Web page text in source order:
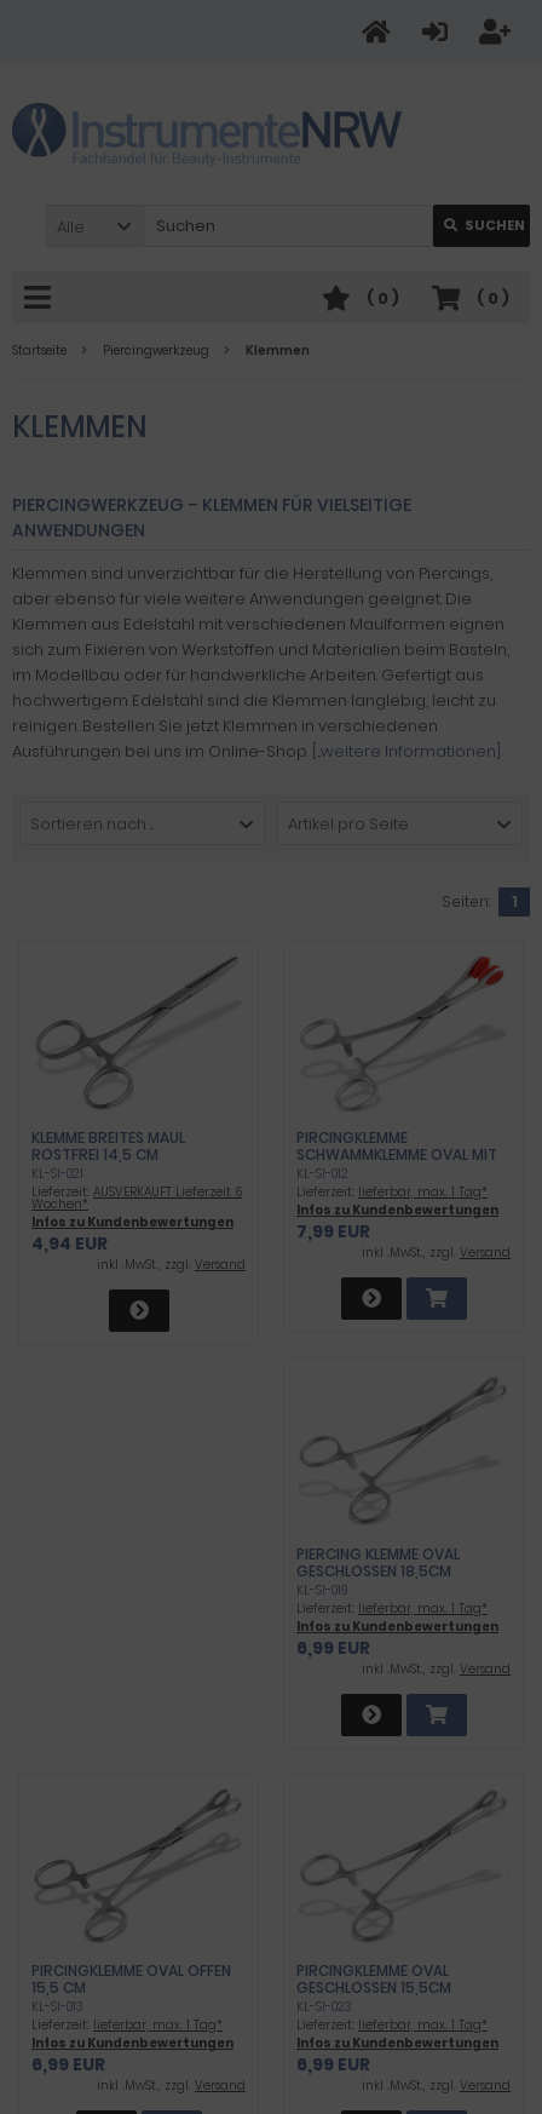
Alle SUCHEN
( 0 )
( 0 )
Startseite Piercingwerkzeug Klemmen
KLEMMEN
PIERCINGWERKZEUG – KLEMMEN FÜR VIELSEITIGE
ANWENDUNGEN
Klemmen sind unverzichtbar für die Herstellung von Piercings,
aber ebenso für viele weitere Anwendungen geeignet. Die
Klemmen aus Edelstahl mit verschiedenen Maulformen eignen
sich zum Fixieren von Werkstoffen und Materialien beim Basteln,
im Modellbau oder für handwerkliche Arbeiten. Gefertigt aus
hochwertigem Edelstahl sind die Klemmen langlebig, leicht zu
reinigen. Bestellen Sie jetzt Klemmen in verschiedenen
Ausführungen bei uns im Online-Shop. [...weitere Informationen]
Sortieren nach ... Artikel pro Seite
Seiten: 1
KLEMME BREITES MAUL
ROSTFREI 14,5 CM
KL-SI-021
Lieferzeit: AUSVERKAUFT Lieferzeit 6
Wochen*
Infos zu Kundenbewertungen
4,94 EUR
inkl .MwSt., zzgl. Versand
PIRCINGKLEMME
SCHWAMMKLEMME OVAL MIT
GUMMIEINLAGE
KL-SI-012
Lieferzeit: lieferbar, max. 1 Tag*
Infos zu Kundenbewertungen
7,99 EUR
inkl .MwSt., zzgl. Versand
PIERCING KLEMME OVAL
GESCHLOSSEN 18,5CM
KL-SI-019
Lieferzeit: lieferbar, max. 1 Tag*
Infos zu Kundenbewertungen
6,99 EUR
inkl .MwSt., zzgl. Versand
PIRCINGKLEMME OVAL OFFEN
15,5 CM
KL-SI-013
Lieferzeit: lieferbar, max. 1 Tag*
Infos zu Kundenbewertungen
6,99 EUR
inkl .MwSt., zzgl. Versand
PIRCINGKLEMME OVAL
GESCHLOSSEN 15,5CM
KL-SI-023
Lieferzeit: lieferbar, max. 1 Tag*
Infos zu Kundenbewertungen
6,99 EUR
inkl .MwSt., zzgl. Versand